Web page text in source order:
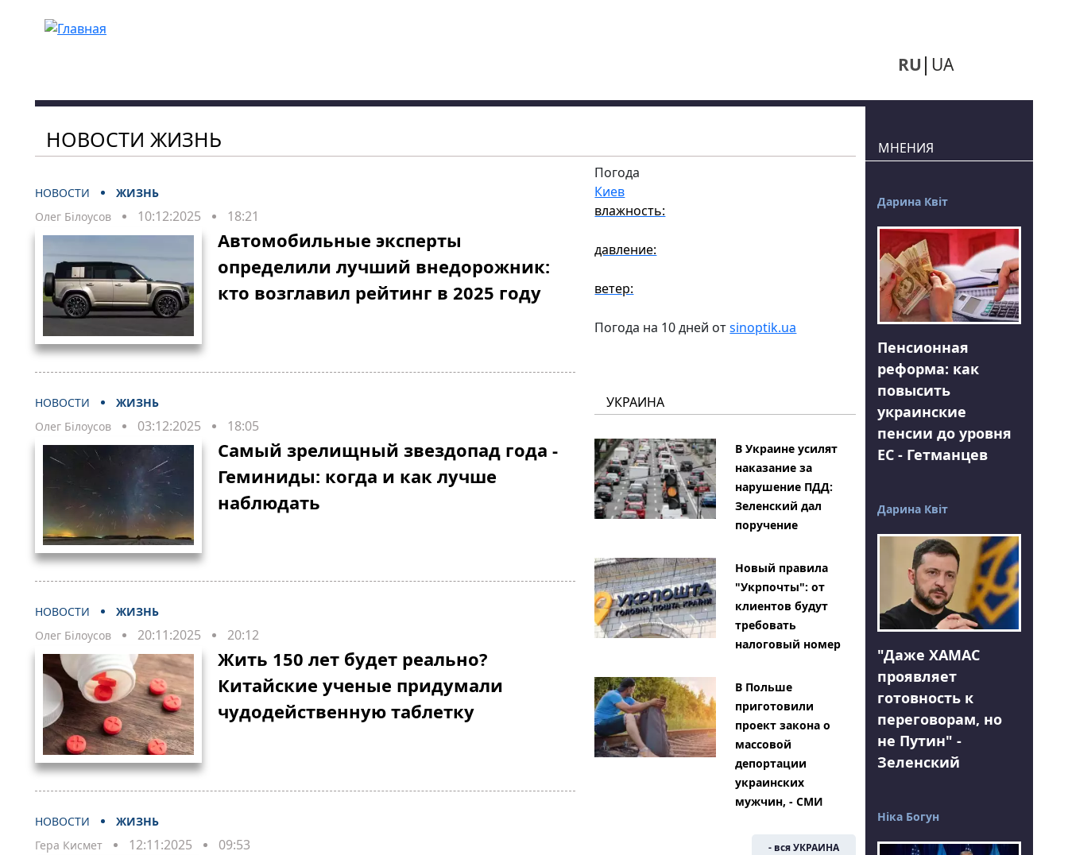
RU UA
НОВОСТИ ЖИЗНЬ
НОВОСТИ
ЖИЗНЬ
Олег Білоусов
10:12:2025 18:21
Автомобильные эксперты
определили лучший внедорожник:
кто возглавил рейтинг в 2025 году
НОВОСТИ
ЖИЗНЬ
Олег Білоусов
03:12:2025 18:05
Самый зрелищный звездопад года -
Геминиды: когда и как лучше
наблюдать
НОВОСТИ
ЖИЗНЬ
Олег Білоусов
20:11:2025 20:12
Жить 150 лет будет реально?
Китайские ученые придумали
чудодейственную таблетку
НОВОСТИ
ЖИЗНЬ
Гера Кисмет
12:11:2025 09:53
Погода
Киев
влажность:
давление:
ветер:
Погода на 10 дней отsinoptik.ua
УКРАИНА
В Украине усилят
наказание за
нарушение ПДД:
Зеленский дал
поручение
Новый правила
"Укрпочты": от
клиентов будут
требовать
налоговый номер
В Польше
приготовили
проект закона о
массовой
депортации
украинских
мужчин, - СМИ
- вся УКРАИНА
МНЕНИЯ
Дарина Квіт
Пенсионная
реформа: как
повысить
украинские
пенсии до уровня
ЕС - Гетманцев
Дарина Квіт
"Даже ХАМАС
проявляет
готовность к
переговорам, но
не Путин" -
Зеленский
Ніка Богун